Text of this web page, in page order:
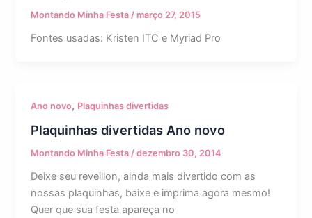
Montando Minha Festa / março 27, 2015
Fontes usadas: Kristen ITC e Myriad Pro
Ano novo, Plaquinhas divertidas
Plaquinhas divertidas Ano novo
Montando Minha Festa /dezembro 30, 2014
Deixe seu reveillon, ainda mais divertido com as
nossas plaquinhas, baixe e imprima agora mesmo!
Quer que sua festa apareça no